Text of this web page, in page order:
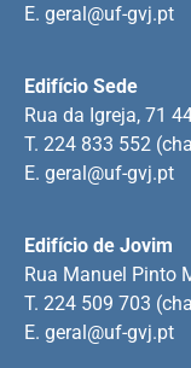
Edifício de Jovim
Rua Manuel Pinto
T. 224 509 703
E. geral@uf-gvj.pt
Edifício Sede
Rua da Igreja, 71
T. 224 833 552
E. geral@uf-gvj.pt
E. geral@uf-gvj.pt